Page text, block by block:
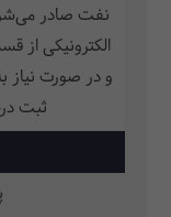
نفت صادر
الکترونیکی از
و در صورت نیاز
ثبت‌